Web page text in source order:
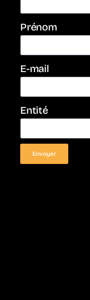
Prénom
E-mail
Entité
Envoyer